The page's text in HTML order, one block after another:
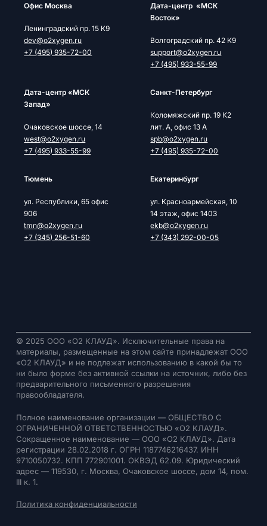
Офис Москва
Ленинградский пр. 15 К9
dev@o2xygen.ru
+7 (495) 935-72-00
Дата-центр «МСК
Восток»
Волгоградский пр. 42 К9
support@o2xygen.ru
+7 (495) 933-55-99
Дата-центр «МСК
Запад»
Очаковское шоссе, 14
west@o2xygen.ru
+7 (495) 933-55-99
Cанкт-Петербург
Коломяжский пр. 19 К2
лит. А, офис 13 А
spb@o2xygen.ru
+7 (495) 935-72-00
Тюмень
ул. Республики, 65 офис
906
tmn@o2xygen.ru
+7 (345) 256-51-60
Екатеринбург
ул. Красноармейская, 10
14 этаж, офис 1403
ekb@o2xygen.ru
+7 (343) 292-00-05
© 2025 ООО «О2 КЛАУД». Исключительные права на
материалы, размещенные на этом сайте принадлежат ООО
«О2 КЛАУД» и не подлежат использованию в какой бы то
ни было форме без активной ссылки на источник, либо без
предварительного письменного разрешения
правообладателя.
Полное наименование организации — ОБЩЕСТВО С
ОГРАНИЧЕННОЙ ОТВЕТСТВЕННОСТЬЮ «О2 КЛАУД».
Сокращенное наименование — ООО «О2 КЛАУД». Дата
регистрации 28.02.2018 г. ОГРН 1187746216437. ИНН
9710050732. КПП 772901001. ОКВЭД 62.09. Юридический
адрес — 119530, г. Москва, Очаковское шоссе, дом 14, пом.
III к. 1.
Политика конфиденциальности